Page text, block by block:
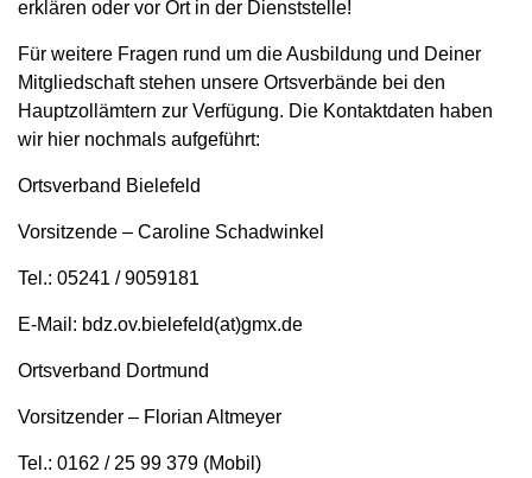
erklären oder vor Ort in der Dienststelle!
Für weitere Fragen rund um die Ausbildung und Deiner
Mitgliedschaft stehen unsere Ortsverbände bei den
Hauptzollämtern zur Verfügung. Die Kontaktdaten haben
wir hier nochmals aufgeführt:
Ortsverband Bielefeld
Vorsitzende – Caroline Schadwinkel
Tel.: 05241 / 9059181
E-Mail: bdz.ov.bielefeld(at)gmx.de
Ortsverband Dortmund
Vorsitzender – Florian Altmeyer
Tel.: 0162 / 25 99 379 (Mobil)